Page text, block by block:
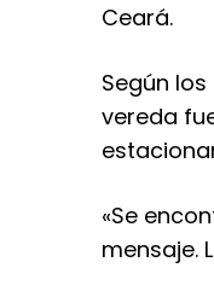
Ceará.
Según
vereda
«Se
mensaje.